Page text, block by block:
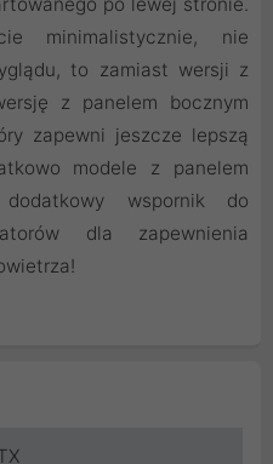
po lewej stronie.
minimalistycznie, nie
to zamiast wersji z
z panelem bocznym
zapewni jeszcze lepszą
modele z panelem
wspornik do
dla zapewnienia